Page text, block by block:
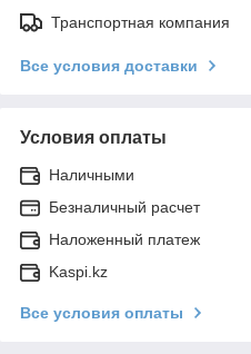
Транспортная компания
Все условия доставки
Условия оплаты
Наличными
Безналичный расчет
Наложенный платеж
Kaspi.kz
Все условия оплаты